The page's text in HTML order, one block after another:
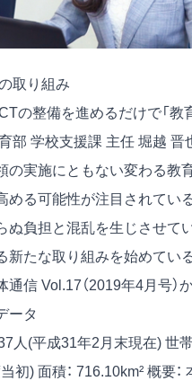
取り組み
ICTの整備を進めるだけで「
部 学校支援課 主任 堀越 晋
の実施にともない変わる教
める可能性が注目されてい
ぬ負担と混乱を生じさせて
新たな取り組みを始めてい
信 Vol.17（2019年4月号）
ータ
人(平成31年2月末現在) 世
初) 面積： 716.10km² 概要：